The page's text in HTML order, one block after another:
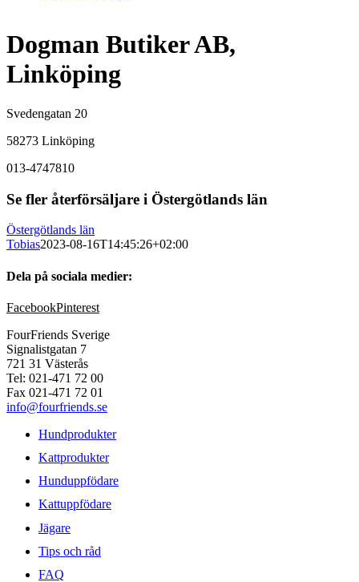
Dogman Butiker AB,
Linköping
Svedengatan 20
58273 Linköping
013-4747810
Se fler återförsäljare i Östergötlands län
Östergötlands län
Tobias2023-08-16T14:45:26+02:00
Dela på sociala medier:
FacebookPinterest
FourFriends Sverige
Signalistgatan 7
721 31 Västerås
Tel: 021-471 72 00
Fax 021-471 72 01
info@fourfriends.se
Hundprodukter
Kattprodukter
Hunduppfödare
Kattuppfödare
Jägare
Tips och råd
FAQ